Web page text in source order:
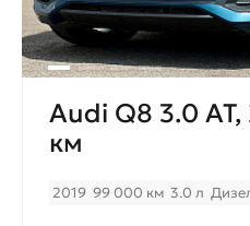
Audi Q8 3.0
км
2019 99 000 км 3.0 л